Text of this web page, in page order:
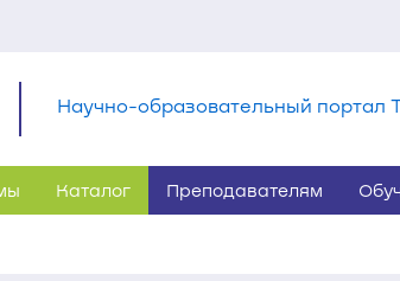
Научно-образовательный портал
Каталог Преподавателям